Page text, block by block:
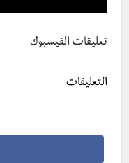
تعليقات الفيسبوك
التعليقات